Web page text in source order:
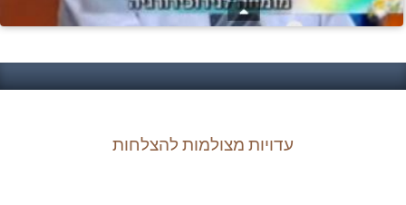
עדויות מצולמות להצלחות